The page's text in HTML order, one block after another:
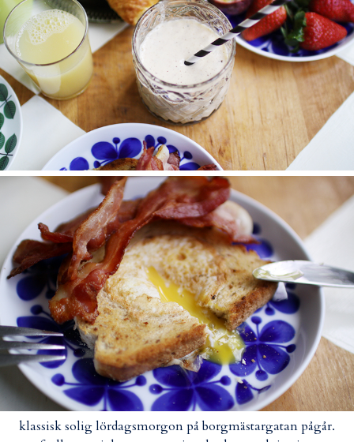
klassisk solig lördagsmorgon på borgmästargatan pågår.